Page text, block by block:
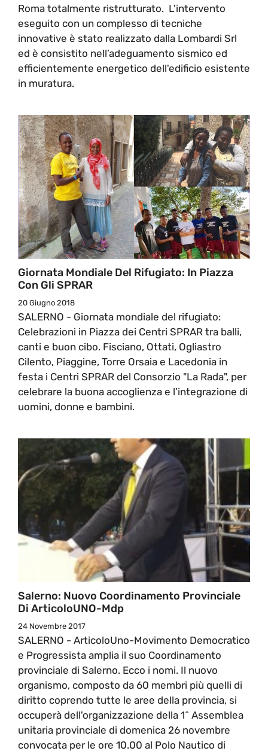
Roma totalmente ristrutturato. L'intervento
eseguito con un complesso di tecniche
innovative è stato realizzato dalla Lombardi Srl
ed è consistito nell’adeguamento sismico ed
efficientemente energetico dell'edificio esistente
in muratura.
Giornata Mondiale Del Rifugiato: In Piazza
Con Gli SPRAR
20 Giugno 2018
SALERNO - Giornata mondiale del rifugiato:
Celebrazioni in Piazza dei Centri SPRAR tra balli,
canti e buon cibo. Fisciano, Ottati, Ogliastro
Cilento, Piaggine, Torre Orsaia e Lacedonia in
festa i Centri SPRAR del Consorzio "La Rada", per
celebrare la buona accoglienza e l’integrazione di
uomini, donne e bambini.
Salerno: Nuovo Coordinamento Provinciale
Di ArticoloUNO-Mdp
24 Novembre 2017
SALERNO - ArticoloUno-Movimento Democratico
e Progressista amplia il suo Coordinamento
provinciale di Salerno. Ecco i nomi. Il nuovo
organismo, composto da 60 membri più quelli di
diritto coprendo tutte le aree della provincia, si
occuperà dell'organizzazione della 1^ Assemblea
unitaria provinciale di domenica 26 novembre
convocata per le ore 10.00 al Polo Nautico di